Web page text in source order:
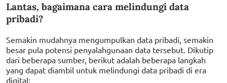
Lantas, bagaimana cara melindungi data
pribadi?
Semakin mudahnya mengumpulkan data pribadi, semakin
besar pula potensi penyalahgunaan data tersebut. Dikutip
dari beberapa sumber, berikut adalah beberapa langkah
yang dapat diambil untuk melindungi data pribadi di era
digital: